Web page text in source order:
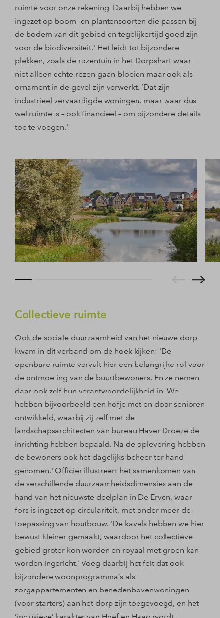
ruimte voor onze rekening. Daarbij hebben we
ingezet op boom- en plantensoorten die passen bij
de bodem van dit gebied en tegelijkertijd goed zijn
voor de biodiversiteit.' Het leidt tot bijzondere
plekken, zoals de rozentuin in het Dorpshart waar
niet alleen echte rozen gaan bloeien maar ook als
ornament in de gevel zijn verwerkt. ‘Dat zijn
industrieel vervaardigde woningen, maar waar dus
wel ruimte is – ook financieel – om bijzondere details
toe te voegen.'
Collectieve ruimte
Ook de sociale duurzaamheid van het nieuwe dorp
kwam in dit verband om de hoek kijken: 'De
openbare ruimte vervult hier een belangrijke rol voor
de ontmoeting van de buurtbewoners. En ze nemen
daar ook zelf hun verantwoordelijkheid in. We
hebben bijvoorbeeld een hofje met en door senioren
ontwikkeld, waarbij zij zelf met de
landschapsarchitecten van bureau Haver Droeze de
inrichting hebben bepaald. Na de oplevering hebben
de bewoners ook het dagelijks beheer ter hand
genomen.' Officier illustreert het samenkomen van
de verschillende duurzaamheidsdimensies aan de
hand van het nieuwste deelplan in De Erven, waar
fors is ingezet op circulariteit, met onder meer de
toepassing van houtbouw. 'De kavels hebben we hier
bewust kleiner gemaakt, waardoor het collectieve
gebied groter kon worden en royaal met groen kan
worden ingericht.' Voeg daarbij het feit dat ook
bijzondere woonprogramma’s als
zorgappartementen en benedenbovenwoningen
(voor starters) aan het dorp zijn toegevoegd, en het
‘inclusieve’ karakter van Hoef en Haag wordt